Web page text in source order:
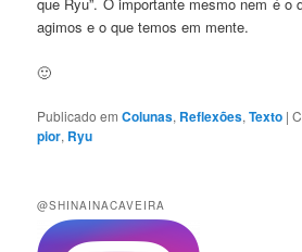
agimos e o que temos em mente.
🙂
Publicado em Colunas, Reflexões,Texto |
pior, Ryu
@SHINAINACAVEIRA